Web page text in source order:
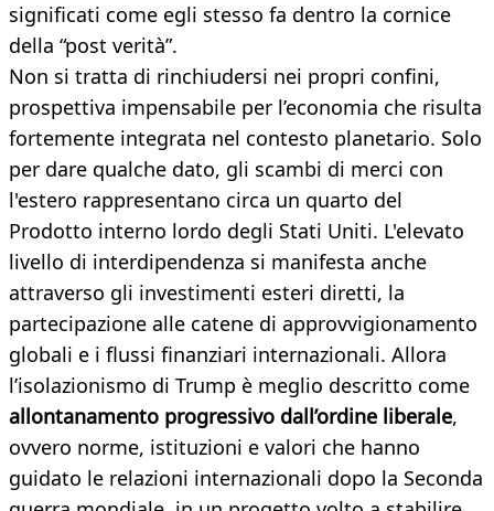
significati come egli stesso fa dentro la cornice
della “post verità”.
Non si tratta di rinchiudersi nei propri confini,
prospettiva impensabile per l’economia che risulta
fortemente integrata nel contesto planetario. Solo
per dare qualche dato, gli scambi di merci con
l'estero rappresentano circa un quarto del
Prodotto interno lordo degli Stati Uniti. L'elevato
livello di interdipendenza si manifesta anche
attraverso gli investimenti esteri diretti, la
partecipazione alle catene di approvvigionamento
globali e i flussi finanziari internazionali. Allora
l’isolazionismo di Trump è meglio descritto come
allontanamento progressivo dall’ordine liberale,
ovvero norme, istituzioni e valori che hanno
guidato le relazioni internazionali dopo la Seconda